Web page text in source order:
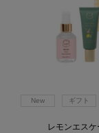
New ギフト
レモンエスケ